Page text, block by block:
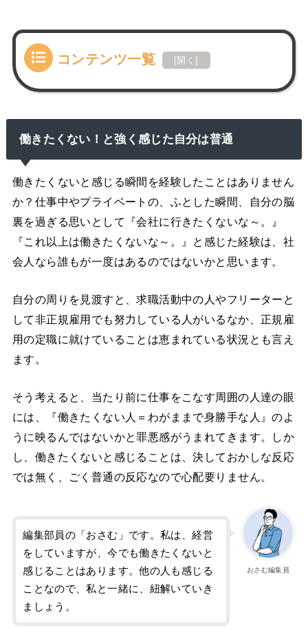
コンテンツ一覧 [開く ]
働きたくない！と強く感じた自分は普通
働きたくないと感じる瞬間を経験したことはありません
か？仕事中やプライベートの、ふとした瞬間、自分の脳
裏を過ぎる思いとして『会社に行きたくないな～。』
『これ以上は働きたくないな～。』と感じた経験は、社
会人なら誰もが一度はあるのではないかと思います。
自分の周りを見渡すと、求職活動中の人やフリーターと
して非正規雇用でも努力している人がいるなか、正規雇
用の定職に就けていることは恵まれている状況とも言え
ます。
そう考えると、当たり前に仕事をこなす周囲の人達の眼
には、『働きたくない人＝わがままで身勝手な人』のよ
うに映るんではないかと罪悪感がうまれてきます。しか
し、働きたくないと感じることは、決しておかしな反応
では無く、ごく普通の反応なので心配要りません。
おさむ編集員
編集部員の「おさむ」です。私は、経営
をしていますが、今でも働きたくないと
感じることはあります。他の人も感じる
ことなので、私と一緒に、紐解いていき
ましょう。